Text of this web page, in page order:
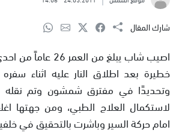
شارك المقال
اصيب شاب يبلغ من
وتحديدًا في مفترق شمشون وتم نقله
لاستكمال العلاج الطبي، ومن جهتها
امام حركة السير وباشرت بالتحقيق في